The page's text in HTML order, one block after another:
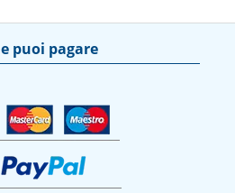
puoi pagare